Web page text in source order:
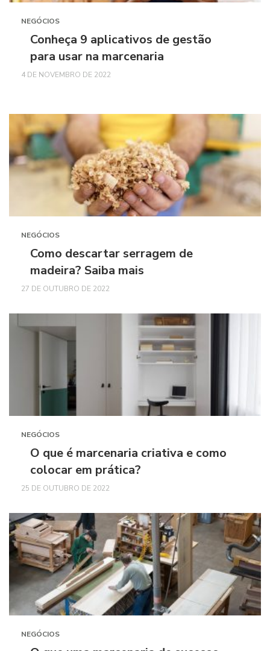
NEGÓCIOS
Conheça 9 aplicativos de gestão
para usar na marcenaria
4 DE NOVEMBRO DE 2022
NEGÓCIOS
Como descartar serragem de
madeira? Saiba mais
27 DE OUTUBRO DE 2022
NEGÓCIOS
O que é marcenaria criativa e como
colocar em prática?
25 DE OUTUBRO DE 2022
NEGÓCIOS